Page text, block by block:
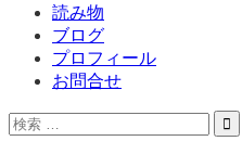
プ
読み物
ブログ
プロフィール
お問合せ
サ
検